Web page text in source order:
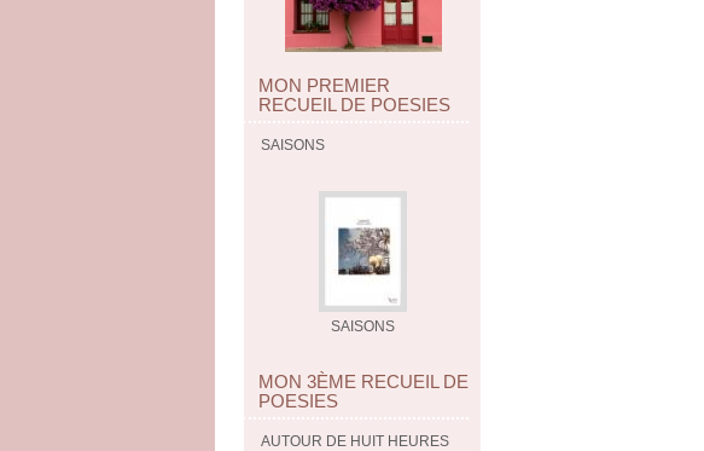
MON PREMIER
RECUEIL DE POESIES
SAISONS
SAISONS
MON 3ÈME RECUEIL DE
POESIES
AUTOUR DE HUIT HEURES